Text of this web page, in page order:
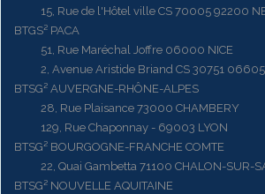
15, Rue de l'Hôtel ville CS 70005 92200
BTGS² PACA
51, Rue Maréchal Joffre 06000 NICE
2, Avenue Aristide Briand CS 30751 06605
BTSG² AUVERGNE-RHÔNE-ALPES
28, Rue Plaisance 73000 CHAMBERY
129, Rue Chaponnay - 69003 LYON
BTSG² BOURGOGNE-FRANCHE COMTE
22, Quai Gambetta 71100 CHALON-SUR-
BTSG² NOUVELLE AQUITAINE